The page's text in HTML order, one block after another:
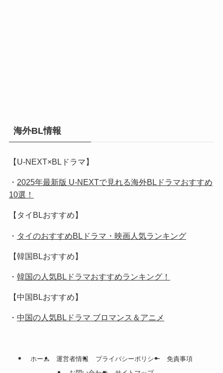
海外BL情報
【U-NEXT×BLドラマ】
・ 2025年最新版 U-NEXTで見れる海外BLドラマおすすめ
10選！
【タイBLおすすめ】
・ タイのおすすめBLドラマ・映画人気ランキング
【韓国BLおすすめ】
・ 韓国の人気BLドラマおすすめランキング！
【中国BLおすすめ】
・ 中国の人気BLドラマ ブロマンス＆アニメ
ホーム 運営者情報 プライバシーポリシー
免責事項